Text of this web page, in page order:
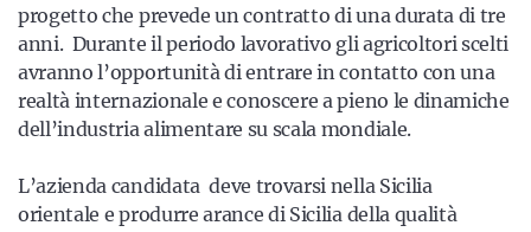
progetto che prevede un contratto di una durata di tre
anni. Durante il periodo lavorativo gli agricoltori scelti
avranno l’opportunità di entrare in contatto con una
realtà internazionale e conoscere a pieno le dinamiche
dell’industria alimentare su scala mondiale.
L’azienda candidata deve trovarsi nella Sicilia
orientale e produrre arance di Sicilia della qualità